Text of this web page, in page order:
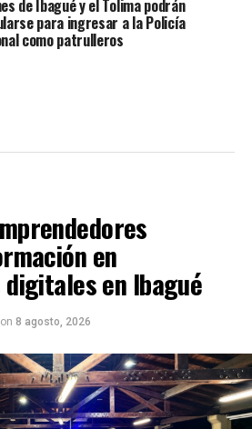
de Ibagué y el Tolima podrán
para ingresar a la Policía
como patrulleros
en
en Ibagué
on 8 agosto, 2026